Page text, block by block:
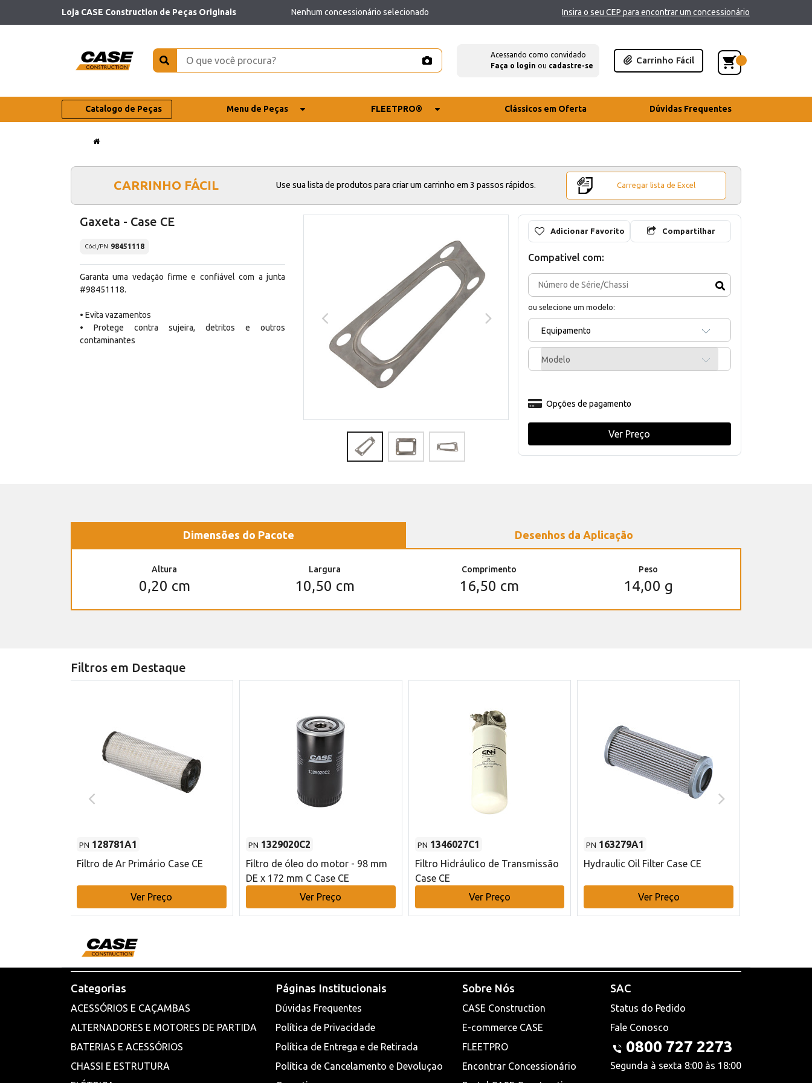
Loja CASE Construction de Peças Originais Nenhum concessionário selecionado Insira o seu CEP para encontrar um concessionário
Acessando como convidado
Faça o login ou cadastre-se
Carrinho Fácil
Catalogo de Peças Menu de Peças FLEETPRO® Clássicos em Oferta Dúvidas Frequentes
CARRINHO FÁCIL Use sua lista de produtos para criar um carrinho em 3 passos rápidos. Carregar lista de Excel
Gaxeta - Case CE
Cód./PN 98451118
Garanta uma vedação firme e confiável com a junta
#98451118.
• Evita vazamentos
• Protege contra sujeira, detritos e outros
contaminantes
Adicionar Favorito Compartilhar
Compativel com:
ou selecione um modelo:
Equipamento
Modelo
Opções de pagamento
Ver Preço
Dimensões do Pacote Desenhos da Aplicação
Altura
0,20 cm
Largura
10,50 cm
Comprimento
16,50 cm
Peso
14,00 g
Filtros em Destaque
PN 128781A1
Filtro de Ar Primário Case CE
Ver Preço
PN 1329020C2
Filtro de óleo do motor - 98 mm
DE x 172 mm C Case CE
Ver Preço
PN 1346027C1
Filtro Hidráulico de Transmissão
Case CE
Ver Preço
PN 163279A1
Hydraulic Oil Filter Case CE
Ver Preço
Categorias
ACESSÓRIOS E CAÇAMBAS
ALTERNADORES E MOTORES DE PARTIDA
BATERIAS E ACESSÓRIOS
CHASSI E ESTRUTURA
Páginas Institucionais
Dúvidas Frequentes
Política de Privacidade
Política de Entrega e de Retirada
Política de Cancelamento e Devoluçao
Sobre Nós
CASE Construction
E-commerce CASE
FLEETPRO
Encontrar Concessionário
SAC
Status do Pedido
Fale Conosco
0800 727 2273
Segunda à sexta 8:00 às 18:00